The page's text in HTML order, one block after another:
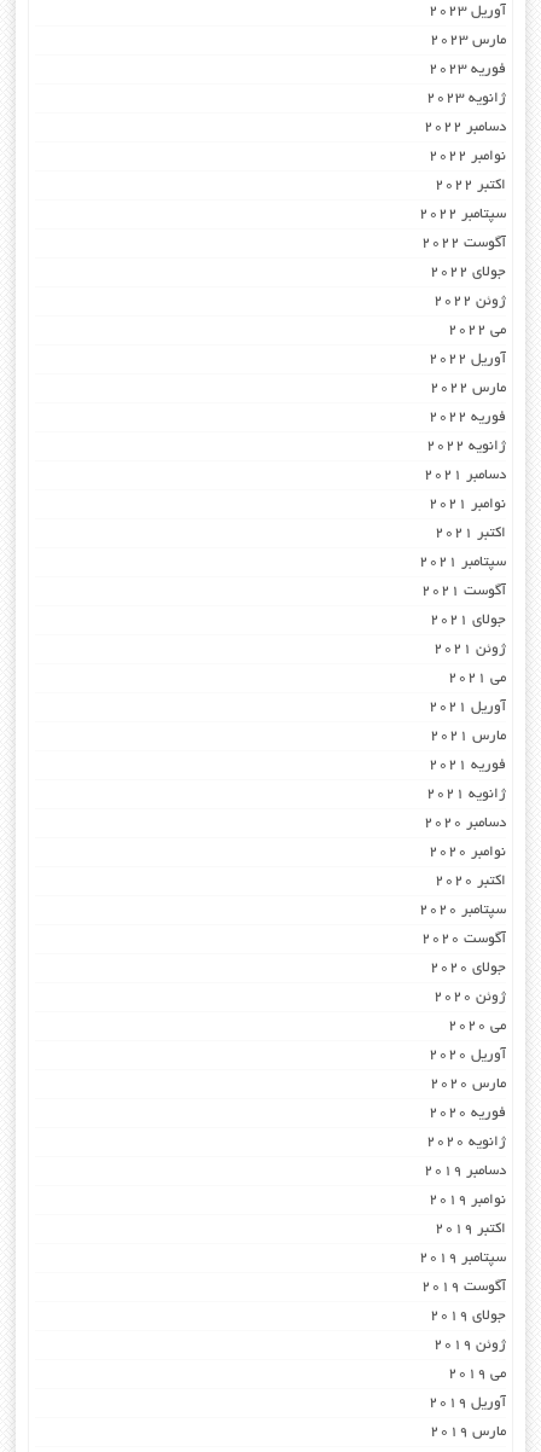
آوریل 2023
مارس 2023
فوریه 2023
ژانویه 2023
دسامبر 2022
نوامبر 2022
اکتبر 2022
سپتامبر 2022
آگوست 2022
جولای 2022
ژوئن 2022
می 2022
آوریل 2022
مارس 2022
فوریه 2022
ژانویه 2022
دسامبر 2021
نوامبر 2021
اکتبر 2021
سپتامبر 2021
آگوست 2021
جولای 2021
ژوئن 2021
می 2021
آوریل 2021
مارس 2021
فوریه 2021
ژانویه 2021
دسامبر 2020
نوامبر 2020
اکتبر 2020
سپتامبر 2020
آگوست 2020
جولای 2020
ژوئن 2020
می 2020
آوریل 2020
مارس 2020
فوریه 2020
ژانویه 2020
دسامبر 2019
نوامبر 2019
اکتبر 2019
سپتامبر 2019
آگوست 2019
جولای 2019
ژوئن 2019
می 2019
آوریل 2019
مارس 2019